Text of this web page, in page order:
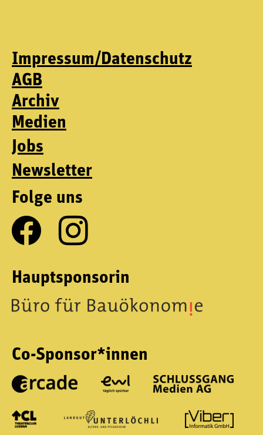
Impressum/Datenschutz
AGB
Archiv
Medien
Jobs
Newsletter
Folge uns
Hauptsponsorin
Co-Sponsor*innen